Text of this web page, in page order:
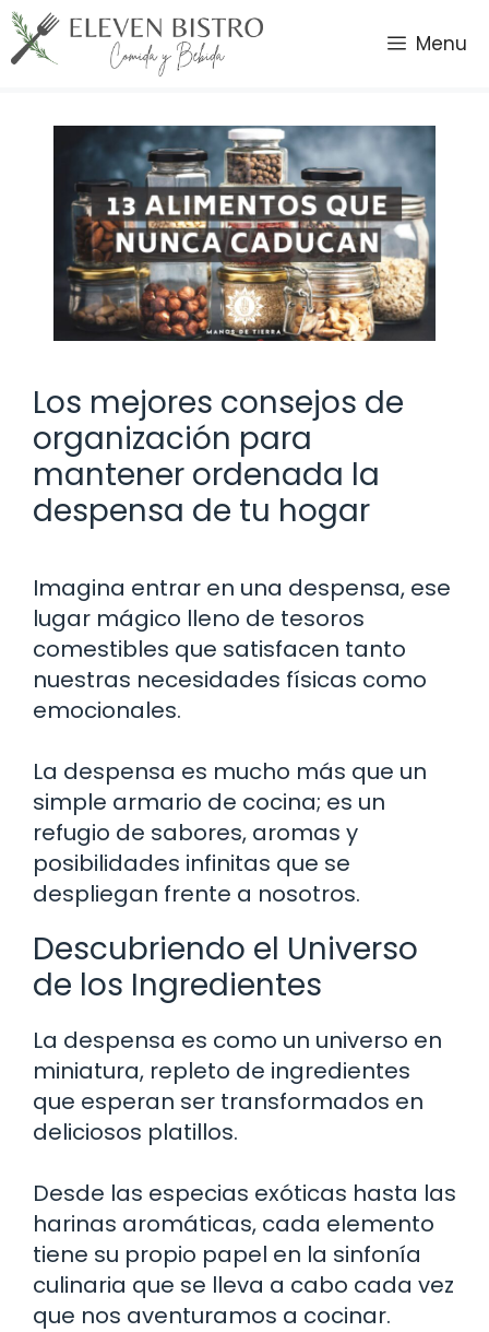
Saltar
al
contenido
Menu
Los mejores consejos de
organización para
mantener ordenada la
despensa de tu hogar
Imagina entrar en una despensa, ese
lugar mágico lleno de tesoros
comestibles que satisfacen tanto
nuestras necesidades físicas como
emocionales.
La despensa es mucho más que un
simple armario de cocina; es un
refugio de sabores, aromas y
posibilidades infinitas que se
despliegan frente a nosotros.
Descubriendo el Universo
de los Ingredientes
La despensa es como un universo en
miniatura, repleto de ingredientes
que esperan ser transformados en
deliciosos platillos.
Desde las especias exóticas hasta las
harinas aromáticas, cada elemento
tiene su propio papel en la sinfonía
culinaria que se lleva a cabo cada vez
que nos aventuramos a cocinar.